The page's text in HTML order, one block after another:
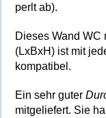
perlt ab).
Dieses Wand WC
(LxBxH) ist mit
kompatibel.
Ein sehr guter
mitgeliefert. Sie